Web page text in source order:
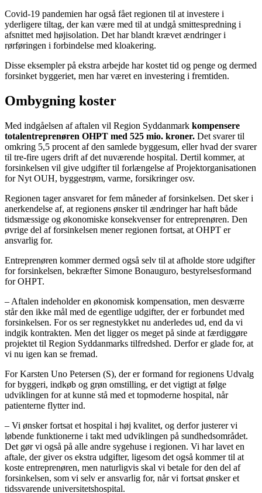
Covid-19 pandemien har også fået regionen til at investere i
yderligere tiltag, der kan være med til at undgå smittespredning i
afsnittet med højisolation. Det har blandt krævet ændringer i
rørføringen i forbindelse med kloakering.
Disse eksempler på ekstra arbejde har kostet tid og penge og dermed
forsinket byggeriet, men har været en investering i fremtiden.
Ombygning koster
Med indgåelsen af aftalen vil Region Syddanmark kompensere
totalentreprenøren OHPT med 525 mio. kroner. Det svarer til
omkring 5,5 procent af den samlede byggesum, eller hvad der svarer
til tre-fire ugers drift af det nuværende hospital. Dertil kommer, at
forsinkelsen vil give udgifter til forlængelse af Projektorganisationen
for Nyt OUH, byggestrøm, varme, forsikringer osv.
Regionen tager ansvaret for fem måneder af forsinkelsen. Det sker i
anerkendelse af, at regionens ønsker til ændringer har haft både
tidsmæssige og økonomiske konsekvenser for entreprenøren. Den
øvrige del af forsinkelsen mener regionen fortsat, at OHPT er
ansvarlig for.
Entreprenøren kommer dermed også selv til at afholde store udgifter
for forsinkelsen, bekræfter Simone Bonauguro, bestyrelsesformand
for OHPT.
– Aftalen indeholder en økonomisk kompensation, men desværre
står den ikke mål med de egentlige udgifter, der er forbundet med
forsinkelsen. For os ser regnestykket nu anderledes ud, end da vi
indgik kontrakten. Men det ligger os meget på sinde at færdiggøre
projektet til Region Syddanmarks tilfredshed. Derfor er glade for, at
vi nu igen kan se fremad.
For Karsten Uno Petersen (S), der er formand for regionens Udvalg
for byggeri, indkøb og grøn omstilling, er det vigtigt at følge
udviklingen for at kunne stå med et topmoderne hospital, når
patienterne flytter ind.
– Vi ønsker fortsat et hospital i høj kvalitet, og derfor justerer vi
løbende funktionerne i takt med udviklingen på sundhedsområdet.
Det gør vi også på alle andre sygehuse i regionen. Vi har lavet en
aftale, der giver os ekstra udgifter, ligesom det også kommer til at
koste entreprenøren, men naturligvis skal vi betale for den del af
forsinkelsen, som vi selv er ansvarlig for, når vi fortsat ønsker et
tidssvarende universitetshospital.